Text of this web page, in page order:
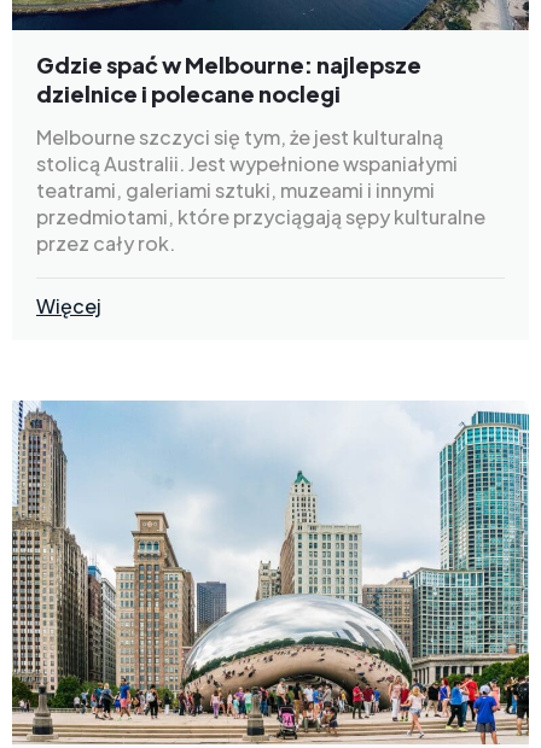
Gdzie spać w Melbourne: najlepsze
dzielnice i polecane noclegi
Melbourne szczyci się tym, że jest kulturalną
stolicą Australii. Jest wypełnione wspaniałymi
teatrami, galeriami sztuki, muzeami i innymi
przedmiotami, które przyciągają sępy kulturalne
przez cały rok.
Więcej